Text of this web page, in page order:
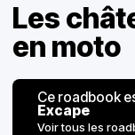
Les
en moto
Ce roadbook
Excape
Voir tous les